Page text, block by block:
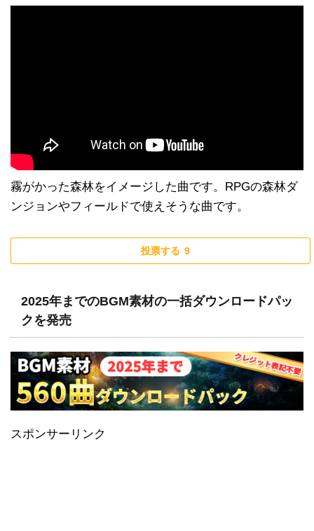
霧がかった森林をイメージした曲です。RPGの森林ダ
ンジョンやフィールドで使えそうな曲です。
投票する 9
2025年までのBGM素材の一括ダウンロードパッ
クを発売
スポンサーリンク